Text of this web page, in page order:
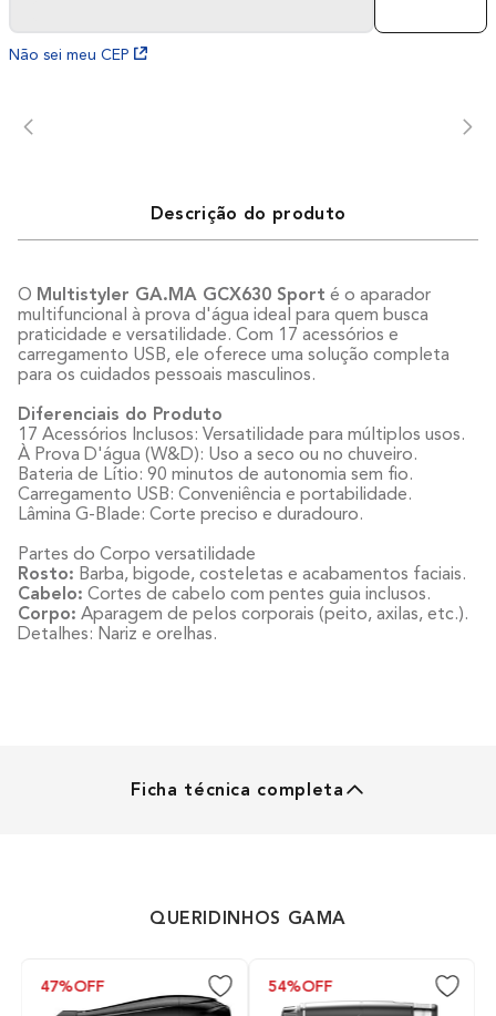
Não sei meu CEP
Descrição do produto
O Multistyler GA.MA GCX630 Sport é o aparador
multifuncional à prova d'água ideal para quem busca
praticidade e versatilidade. Com 17 acessórios e
carregamento USB, ele oferece uma solução completa
para os cuidados pessoais masculinos.
Diferenciais do Produto
17 Acessórios Inclusos: Versatilidade para múltiplos usos.
À Prova D'água (W&D): Uso a seco ou no chuveiro.
Bateria de Lítio: 90 minutos de autonomia sem fio.
Carregamento USB: Conveniência e portabilidade.
Lâmina G-Blade: Corte preciso e duradouro.
Partes do Corpo versatilidade
Rosto: Barba, bigode, costeletas e acabamentos faciais.
Cabelo: Cortes de cabelo com pentes guia inclusos.
Corpo: Aparagem de pelos corporais (peito, axilas, etc.).
Detalhes: Nariz e orelhas.
Ficha técnica completa
Sem Fio
QUERIDINHOS GAMA
47%OFF 54%OFF